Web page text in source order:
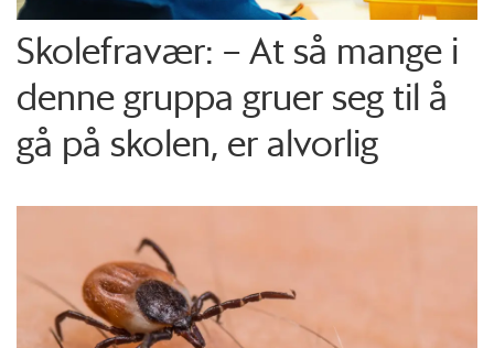
Skolefravær: – At så mange i
denne gruppa gruer seg til å
gå på skolen, er alvorlig